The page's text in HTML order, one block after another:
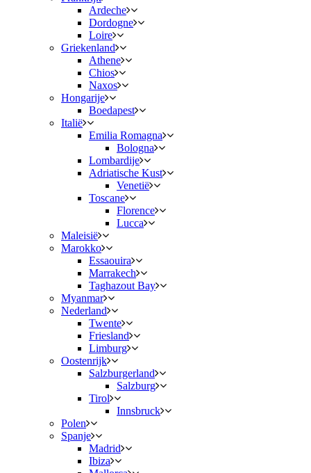
Ardeche
Dordogne
Loire
Griekenland
Athene
Chios
Naxos
Hongarije
Boedapest
Italië
Emilia Romagna
Bologna
Lombardije
Adriatische Kust
Venetië
Toscane
Florence
Lucca
Maleisië
Marokko
Essaouira
Marrakech
Taghazout Bay
Myanmar
Nederland
Twente
Friesland
Limburg
Oostenrijk
Salzburgerland
Salzburg
Tirol
Innsbruck
Polen
Spanje
Madrid
Ibiza